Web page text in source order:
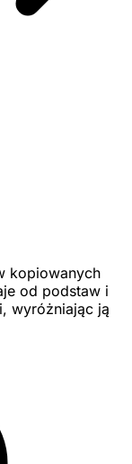
kopiowanych
od podstaw i
wyróżniając ją